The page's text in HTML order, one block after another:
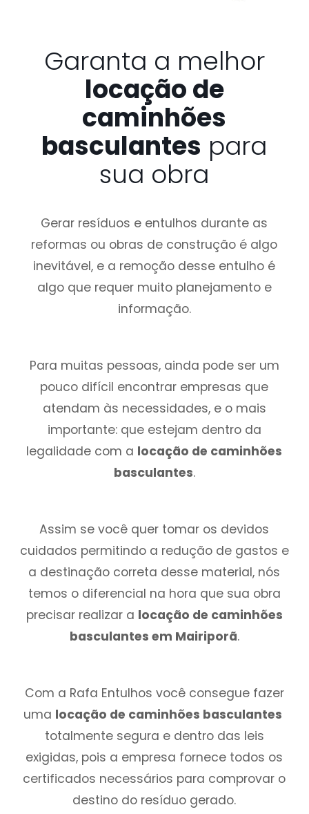
Garanta a melhor
locação de
caminhões
basculantes para
sua obra
Gerar resíduos e entulhos durante as
reformas ou obras de construção é algo
inevitável, e a remoção desse entulho é
algo que requer muito planejamento e
informação.
Para muitas pessoas, ainda pode ser um
pouco difícil encontrar empresas que
atendam às necessidades, e o mais
importante: que estejam dentro da
legalidade com a locação de caminhões
basculantes.
Assim se você quer tomar os devidos
cuidados permitindo a redução de gastos e
a destinação correta desse material, nós
temos o diferencial na hora que sua obra
precisar realizar a locação de caminhões
basculantes em Mairiporã.
Com a Rafa Entulhos você consegue fazer
uma locação de caminhões basculantes
totalmente segura e dentro das leis
exigidas, pois a empresa fornece todos os
certificados necessários para comprovar o
destino do resíduo gerado.